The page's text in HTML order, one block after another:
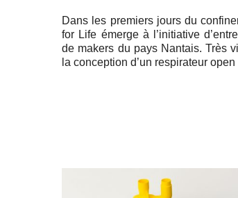
Dans les pre­miers jours du
for Life émerge à l’ini­tia­tive
de makers du pays Nantais. Très
la concep­tion d’un res­pi­ra­teur